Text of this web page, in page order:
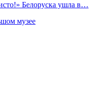
Белоруска ушла в…
музее